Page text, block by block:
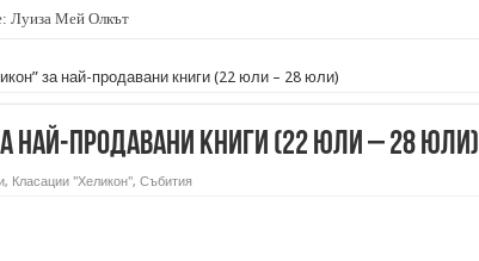
Луиза Мей Олкът
за най-продавани книги (22 юли – 28 юли)
най-продавани книги (22 юли – 28 юли)
, Класации "Хеликон", Събития